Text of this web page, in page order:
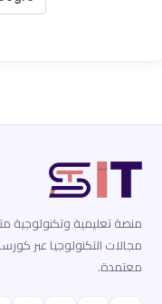
منصة تعليمية
مجالات التكنولوجيا عبر
معتمدة.